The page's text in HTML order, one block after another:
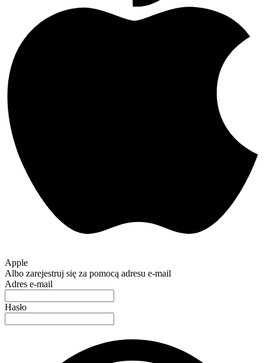
Apple
Albo zarejestruj się za pomocą adresu e-mail
Adres e-mail
Hasło